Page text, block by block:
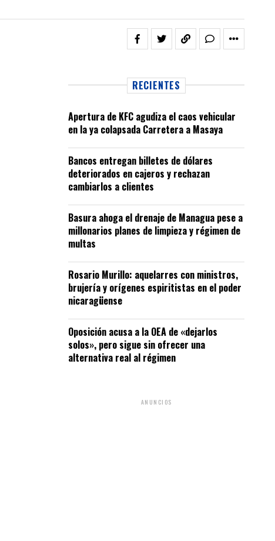
RECIENTES
Apertura de KFC agudiza el caos vehicular
en la ya colapsada Carretera a Masaya
Bancos entregan billetes de dólares
deteriorados en cajeros y rechazan
cambiarlos a clientes
Basura ahoga el drenaje de Managua pese a
millonarios planes de limpieza y régimen de
multas
Rosario Murillo: aquelarres con ministros,
brujería y orígenes espiritistas en el poder
nicaragüense
Oposición acusa a la OEA de «dejarlos
solos», pero sigue sin ofrecer una
alternativa real al régimen
ANUNCIOS